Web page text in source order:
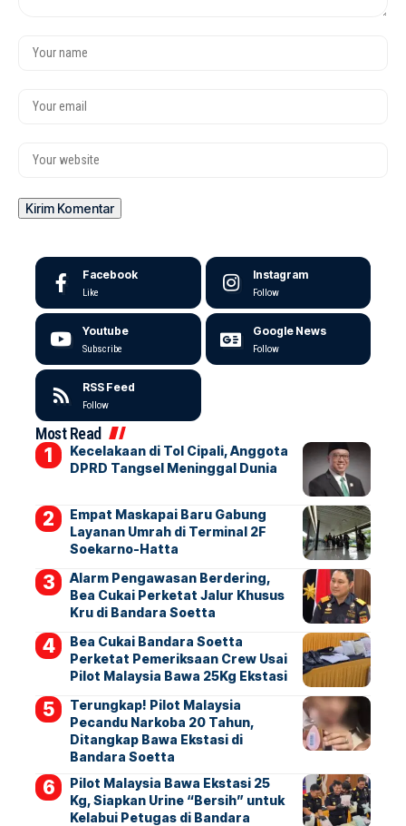
Facebook
Like
Instagram
Follow
Youtube
Subscribe
Google News
Follow
RSS Feed
Follow
Most Read
Kecelakaan di Tol Cipali, Anggota
DPRD Tangsel Meninggal Dunia
Empat Maskapai Baru Gabung
Layanan Umrah di Terminal 2F
Soekarno-Hatta
Alarm Pengawasan Berdering,
Bea Cukai Perketat Jalur Khusus
Kru di Bandara Soetta
Bea Cukai Bandara Soetta
Perketat Pemeriksaan Crew Usai
Pilot Malaysia Bawa 25Kg Ekstasi
Terungkap! Pilot Malaysia
Pecandu Narkoba 20 Tahun,
Ditangkap Bawa Ekstasi di
Bandara Soetta
Pilot Malaysia Bawa Ekstasi 25
Kg, Siapkan Urine “Bersih” untuk
Kelabui Petugas di Bandara